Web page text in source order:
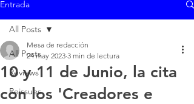
Entrada
All Posts
Reviews
Reissues
All Posts
10 y 11 de Junio, la cita
con los 'Creadores e
Mesa de redacción
24 may 2023 3 min de lectura